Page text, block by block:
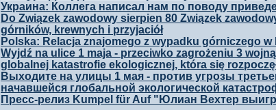
Украина: Коллега написал нам по поводу
Do Związek zawodowy sierpien 80 Związek
górników, krewnych i przyjaciół
Polska: Relacja znajomego z wypadku górniczego w
Wyjdź na ulice 1 maja - przeciwko zagrożeniu 3
globalnej katastrofie ekologicznej, która się
Выходите на улицы 1 мая - против угрозы
начавшейся глобальной экологической
Пресс-релиз Kumpel für Auf "Юлиан Вехтер